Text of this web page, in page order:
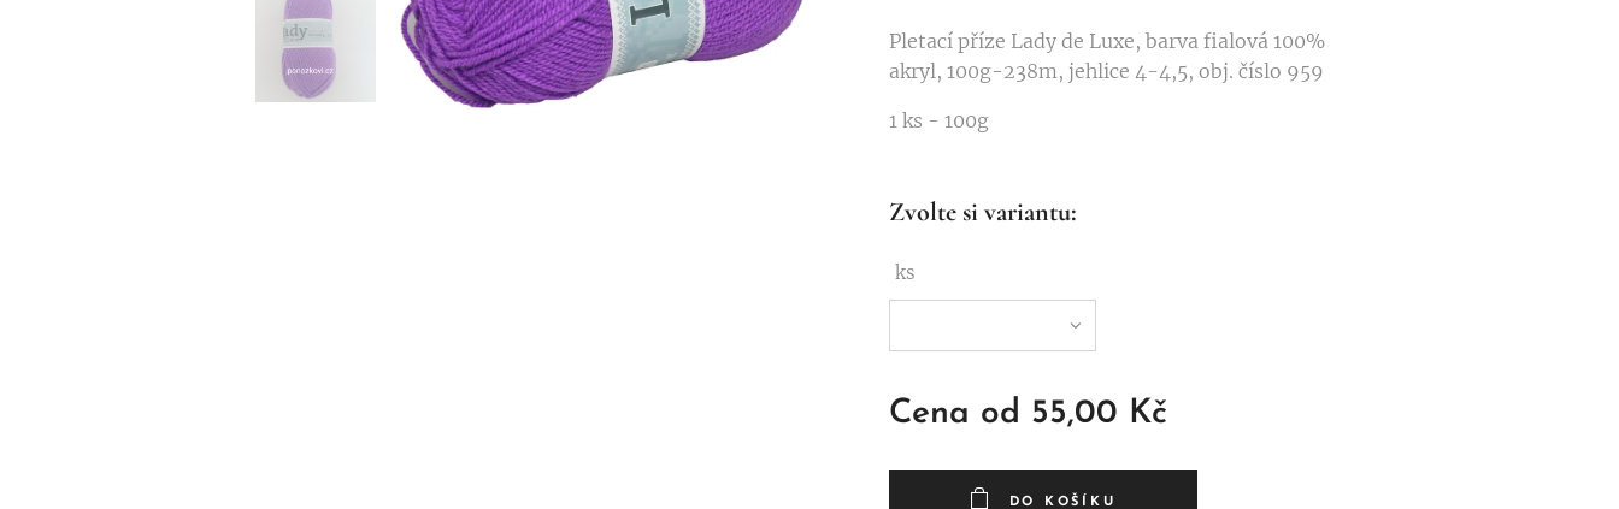
Pletací příze Lady de Luxe, barva fialová 100%
akryl, 100g-238m, jehlice 4-4,5, obj. číslo 959
1 ks - 100g
Zvolte si variantu:
ks
Cena od 55,00 Kč
DO KOŠÍKU